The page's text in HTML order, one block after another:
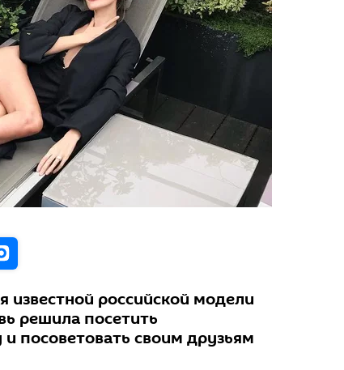
известной российской модели
решила посетить
посоветовать своим друзьям